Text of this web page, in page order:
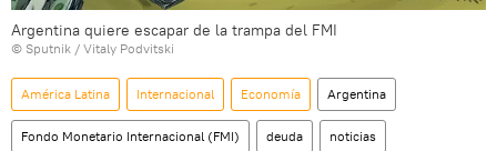
Argentina quiere escapar de la trampa del FMI
© Sputnik / Vitaly Podvitski
América Latina Internacional Economía Argentina
Fondo Monetario Internacional (FMI) deuda noticias